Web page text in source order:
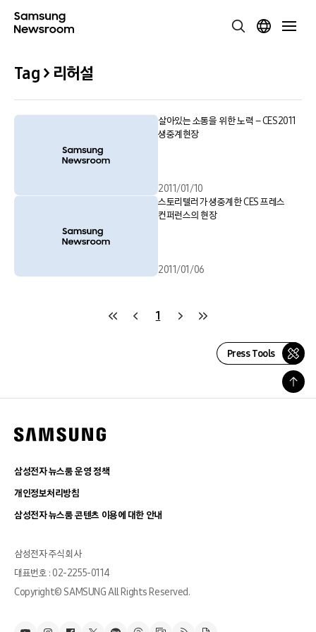
Tag > 리허설
살아있는 소통을 위한 노력 – CES2011
생중계현장
2011/01/10
스토리텔러가 생중계한 CES 프레스
컨퍼런스의 현장
2011/01/06
1
Press Tools
삼성전자 뉴스룸 운영 정책
개인정보처리방침
삼성전자 뉴스룸 콘텐츠 이용에 대한 안내
삼성전자 주식회사
대표번호 : 02-2255-0114
Copyright© SAMSUNG All Rights Reserved.